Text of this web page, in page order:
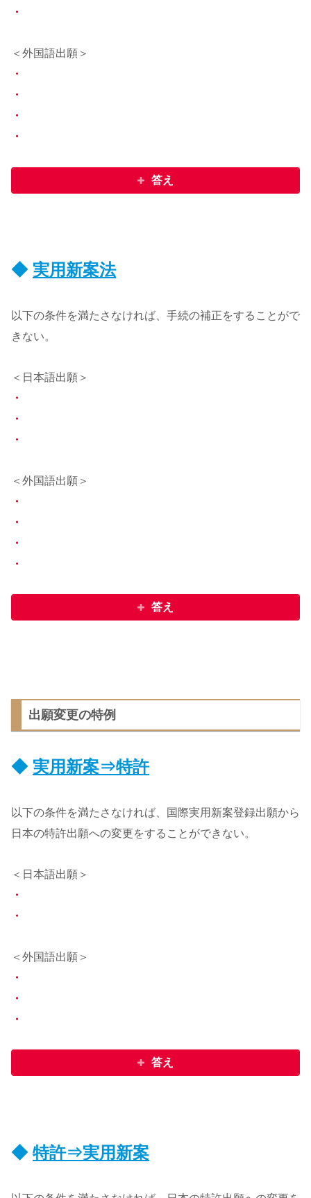
・
＜外国語出願＞
・
・
・
・
答え
◆ 実用新案法
以下の条件を満たさなければ、手続の補正をすることがで
きない。
＜日本語出願＞
・
・
・
＜外国語出願＞
・
・
・
・
答え
出願変更の特例
◆ 実用新案⇒特許
以下の条件を満たさなければ、国際実用新案登録出願から
日本の特許出願への変更をすることができない。
＜日本語出願＞
・
・
＜外国語出願＞
・
・
・
答え
◆ 特許⇒実用新案